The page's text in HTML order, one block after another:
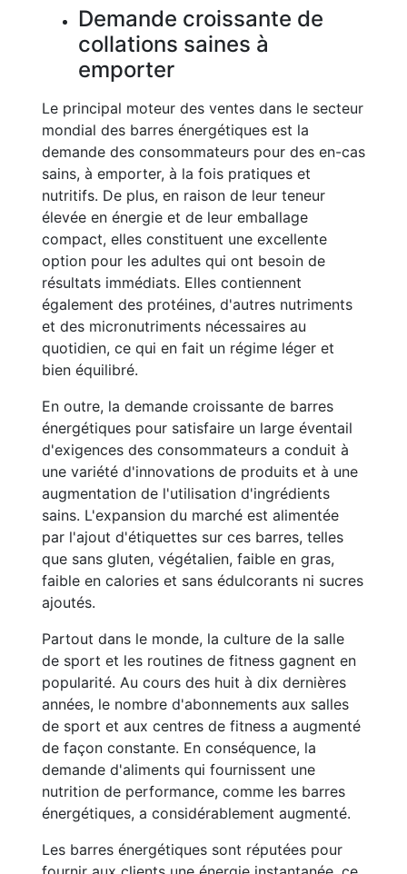
Demande croissante de
collations saines à
emporter
Le principal moteur des ventes dans le secteur
mondial des barres énergétiques est la
demande des consommateurs pour des en-cas
sains, à emporter, à la fois pratiques et
nutritifs. De plus, en raison de leur teneur
élevée en énergie et de leur emballage
compact, elles constituent une excellente
option pour les adultes qui ont besoin de
résultats immédiats. Elles contiennent
également des protéines, d'autres nutriments
et des micronutriments nécessaires au
quotidien, ce qui en fait un régime léger et
bien équilibré.
En outre, la demande croissante de barres
énergétiques pour satisfaire un large éventail
d'exigences des consommateurs a conduit à
une variété d'innovations de produits et à une
augmentation de l'utilisation d'ingrédients
sains. L'expansion du marché est alimentée
par l'ajout d'étiquettes sur ces barres, telles
que sans gluten, végétalien, faible en gras,
faible en calories et sans édulcorants ni sucres
ajoutés.
Partout dans le monde, la culture de la salle
de sport et les routines de fitness gagnent en
popularité. Au cours des huit à dix dernières
années, le nombre d'abonnements aux salles
de sport et aux centres de fitness a augmenté
de façon constante. En conséquence, la
demande d'aliments qui fournissent une
nutrition de performance, comme les barres
énergétiques, a considérablement augmenté.
Les barres énergétiques sont réputées pour